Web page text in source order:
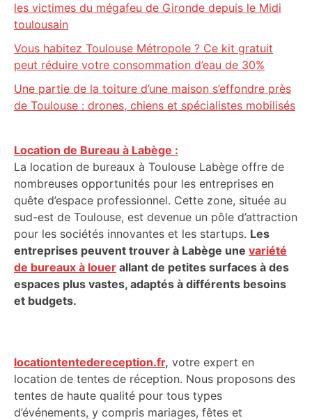
les victimes du mégafeu de Gironde depuis le Midi
toulousain
Vous habitez Toulouse Métropole ? Ce kit gratuit
peut réduire votre consommation d’eau de 30%
Une partie de la toiture d’une maison s’effondre près
de Toulouse : drones, chiens et spécialistes mobilisés
Location de Bureau à Labège :
La location de bureaux à Toulouse Labège offre de
nombreuses opportunités pour les entreprises en
quête d’espace professionnel. Cette zone, située au
sud-est de Toulouse, est devenue un pôle d’attraction
pour les sociétés innovantes et les startups. Les
entreprises peuvent trouver à Labège une variété
de bureaux à louer allant de petites surfaces à des
espaces plus vastes, adaptés à différents besoins
et budgets.
locationtentedereception.fr, votre expert en
location de tentes de réception. Nous proposons des
tentes de haute qualité pour tous types
d’événements, y compris mariages, fêtes et